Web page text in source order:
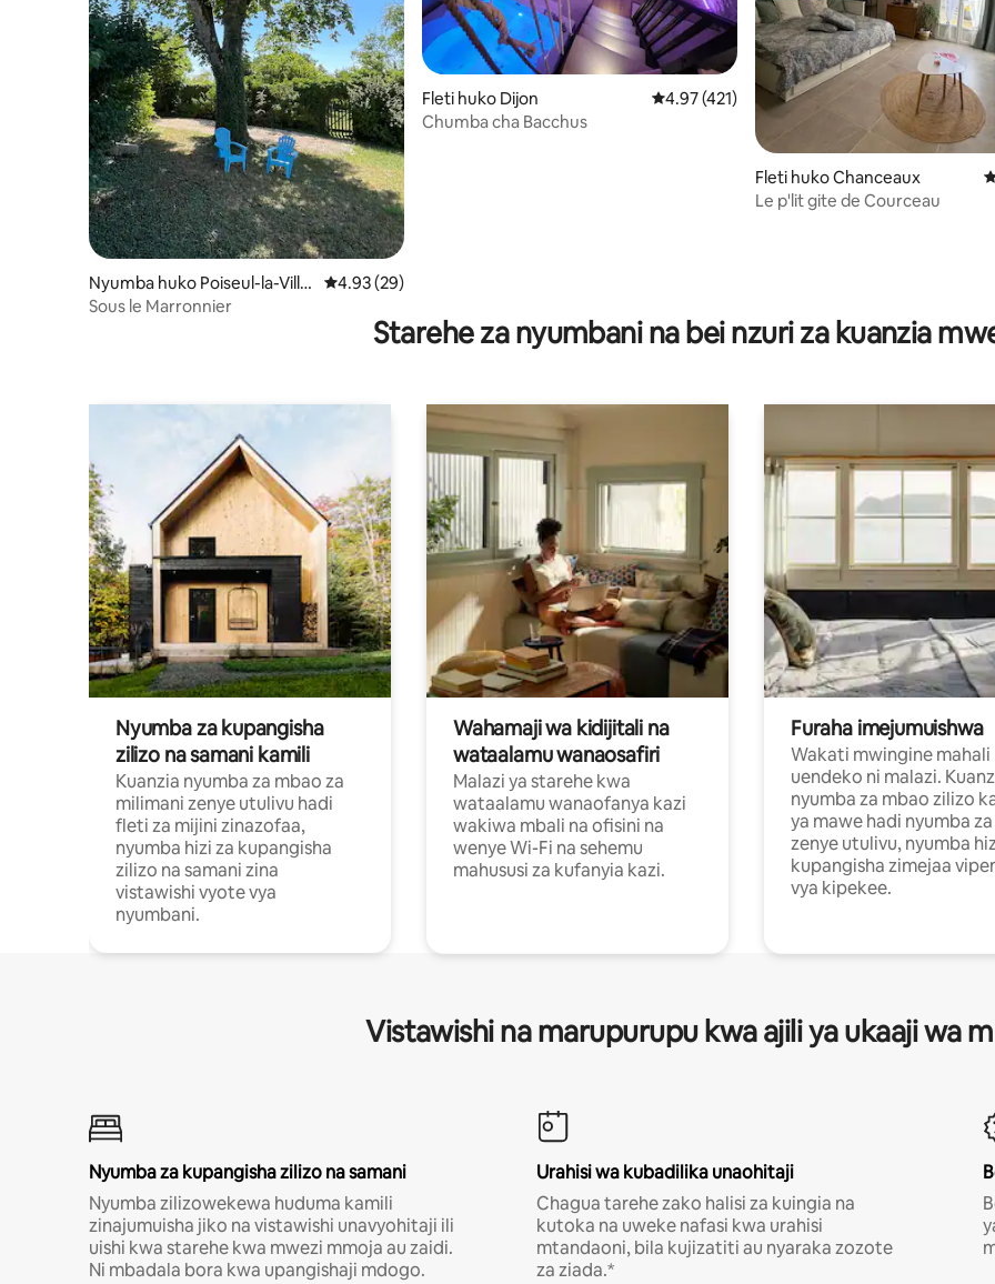
Nyumba huko Poiseul-la-Ville
-et-Laperrière
Ukadiriaji wa wastani wa 4.93 kati ya 5, tathmini 29
4.93 (29)
Sous le Marronnier
Fleti huko Dijon Ukadiriaji wa wastani wa 4.97 kati ya 5,
4.97 (421)
Chumba cha Bacchus
Fleti huko Chanceaux
Le p'lit gite de Courceau
Starehe za nyumbani na bei nzuri za kuanzia
Nyumba za kupangisha
zilizo na samani kamili
Kuanzia nyumba za mbao za
milimani zenye utulivu hadi
fleti za mijini zinazofaa,
nyumba hizi za kupangisha
zilizo na samani zina
vistawishi vyote vya
nyumbani.
Wahamaji wa kidijitali na
wataalamu wanaosafiri
Malazi ya starehe kwa
wataalamu wanaofanya kazi
wakiwa mbali na ofisini na
wenye Wi-Fi na sehemu
mahususi za kufanyia kazi.
Furaha imejumuishwa
Wakati mwingine mahali
uendeko ni malazi.
nyumba za mbao zilizo
ya mawe hadi nyumba
zenye utulivu, nyumba
kupangisha zimejaa
vya kipekee.
Vistawishi na marupurupu kwa ajili ya ukaaji wa
Nyumba za kupangisha zilizo na samani
Nyumba zilizowekewa huduma kamili
zinajumuisha jiko na vistawishi unavyohitaji ili
uishi kwa starehe kwa mwezi mmoja au zaidi.
Ni mbadala bora kwa upangishaji mdogo.
Urahisi wa kubadilika unaohitaji
Chagua tarehe zako halisi za kuingia na
kutoka na uweke nafasi kwa urahisi
mtandaoni, bila kujizatiti au nyaraka zozote
za ziada.*